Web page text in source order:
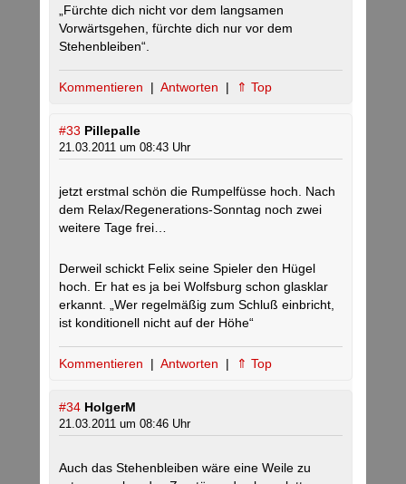
„Fürchte dich nicht vor dem langsamen
Vorwärtsgehen, fürchte dich nur vor dem
Stehenbleiben“.
Kommentieren | Antworten | ⇑ Top
#33 Pillepalle
21.03.2011 um 08:43 Uhr
jetzt erstmal schön die Rumpelfüsse hoch. Nach
dem Relax/Regenerations-Sonntag noch zwei
weitere Tage frei…
Derweil schickt Felix seine Spieler den Hügel
hoch. Er hat es ja bei Wolfsburg schon glasklar
erkannt. „Wer regelmäßig zum Schluß einbricht,
ist konditionell nicht auf der Höhe“
Kommentieren | Antworten | ⇑ Top
#34 HolgerM
21.03.2011 um 08:46 Uhr
Auch das Stehenbleiben wäre eine Weile zu